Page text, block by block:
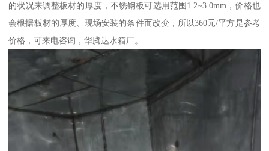
的状况来调整板材的厚度，不锈钢板可选用范围1.2~3.0mm，价格也
会根据板材的厚度、现场安装的条件而改变，所以360元/平方是参考
价格，可来电咨询，华腾达水箱厂。